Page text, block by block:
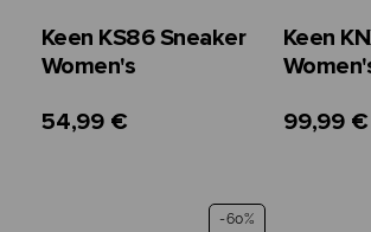
Keen KS86 Sneaker
Women's
54,99 €
Keen
99,99 €
-60%